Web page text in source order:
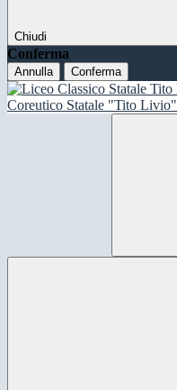
Chiudi
Conferma
Annulla Conferma
Coreutico Statale "Tito Livio"